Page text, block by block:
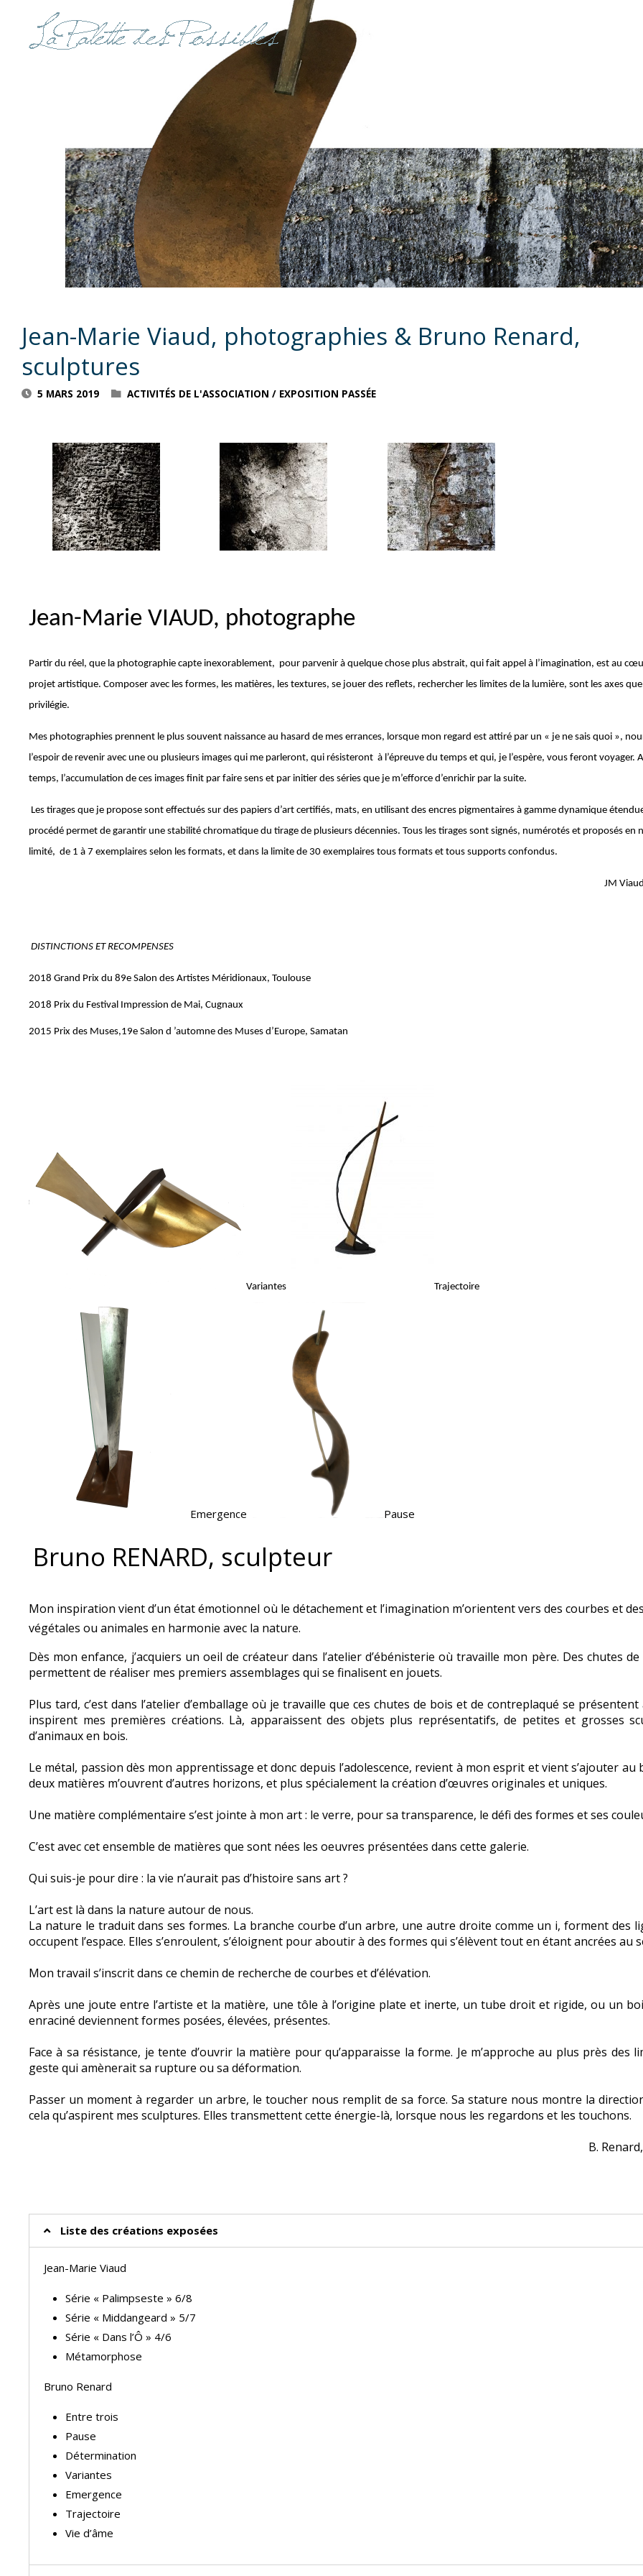
Jean-Marie Viaud, photographies & Bruno Renard,
sculptures
5 MARS 2019 ACTIVITÉS DE L'ASSOCIATION / EXPOSITION PASSÉE
Jean-Marie VIAUD, photographe
Partir du réel, que la photographie capte inexorablement, pour parvenir à quelque chose plus abstrait, qui fait appel à l’imagination, est au
projet artistique. Composer avec les formes, les matières, les textures, se jouer des reflets, rechercher les limites de la lumière, sont les axes
privilégie.
Mes photographies prennent le plus souvent naissance au hasard de mes errances, lorsque mon regard est attiré par un « je ne sais quoi »,
l’espoir de revenir avec une ou plusieurs images qui me parleront, qui résisteront à l’épreuve du temps et qui, je l’espère, vous feront voyager.
temps, l’accumulation de ces images finit par faire sens et par initier des séries que je m’efforce d’enrichir par la suite.
Les tirages que je propose sont effectués sur des papiers d’art certifiés, mats, en utilisant des encres pigmentaires à gamme dynamique
procédé permet de garantir une stabilité chromatique du tirage de plusieurs décennies. Tous les tirages sont signés, numérotés et proposés en
limité, de 1 à 7 exemplaires selon les formats, et dans la limite de 30 exemplaires tous formats et tous supports confondus.
JM
DISTINCTIONS ET RECOMPENSES
2018 Grand Prix du 89e Salon des Artistes Méridionaux, Toulouse
2018 Prix du Festival Impression de Mai, Cugnaux
2015 Prix des Muses,19e Salon d ’automne des Muses d’Europe, Samatan
Variantes Trajectoire
Emergence Pause
Bruno RENARD, sculpteur
Mon inspiration vient d’un état émotionnel où le détachement et l’imagination m’orientent vers des courbes et
végétales ou animales en harmonie avec la nature.
Dès mon enfance, j’acquiers un oeil de créateur dans l’atelier d’ébénisterie où travaille mon père. Des chutes
permettent de réaliser mes premiers assemblages qui se finalisent en jouets.
Plus tard, c’est dans l’atelier d’emballage où je travaille que ces chutes de bois et de contreplaqué se
inspirent mes premières créations. Là, apparaissent des objets plus représentatifs, de petites et grosses
d’animaux en bois.
Le métal, passion dès mon apprentissage et donc depuis l’adolescence, revient à mon esprit et vient s’ajouter au
deux matières m’ouvrent d’autres horizons, et plus spécialement la création d’œuvres originales et uniques.
Une matière complémentaire s’est jointe à mon art : le verre, pour sa transparence, le défi des formes et ses
C’est avec cet ensemble de matières que sont nées les oeuvres présentées dans cette galerie.
Qui suis-je pour dire : la vie n’aurait pas d’histoire sans art ?
L’art est là dans la nature autour de nous.
La nature le traduit dans ses formes. La branche courbe d’un arbre, une autre droite comme un i, forment des
occupent l’espace. Elles s’enroulent, s’éloignent pour aboutir à des formes qui s’élèvent tout en étant ancrées au
Mon travail s’inscrit dans ce chemin de recherche de courbes et d’élévation.
Après une joute entre l’artiste et la matière, une tôle à l’origine plate et inerte, un tube droit et rigide, ou un
enraciné deviennent formes posées, élevées, présentes.
Face à sa résistance, je tente d’ouvrir la matière pour qu’apparaisse la forme. Je m’approche au plus près des
geste qui amènerait sa rupture ou sa déformation.
Passer un moment à regarder un arbre, le toucher nous remplit de sa force. Sa stature nous montre la
cela qu’aspirent mes sculptures. Elles transmettent cette énergie-là, lorsque nous les regardons et les touchons.
B.
Liste des créations exposées
Jean-Marie Viaud
Série « Palimpseste » 6/8
Série « Middangeard » 5/7
Série « Dans l’Ô » 4/6
Métamorphose
Bruno Renard
Entre trois
Pause
Détermination
Variantes
Emergence
Trajectoire
Vie d’âme